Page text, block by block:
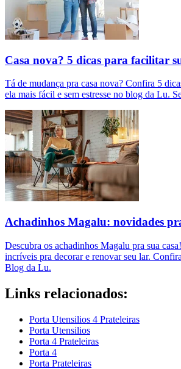
Casa nova? 5 dicas para facilitar
Tá de mudança pra casa nova? Confira 5
ela mais fácil e sem estresse no blog da Lu.
Achadinhos Magalu: novidades
Descubra os achadinhos Magalu pra sua
incríveis pra decorar e renovar seu lar.
Blog da Lu.
Links relacionados:
Porta Utensilios 4 Prateleiras
Porta Utensilios
Porta 4 Prateleiras
Porta 4
Porta Prateleiras